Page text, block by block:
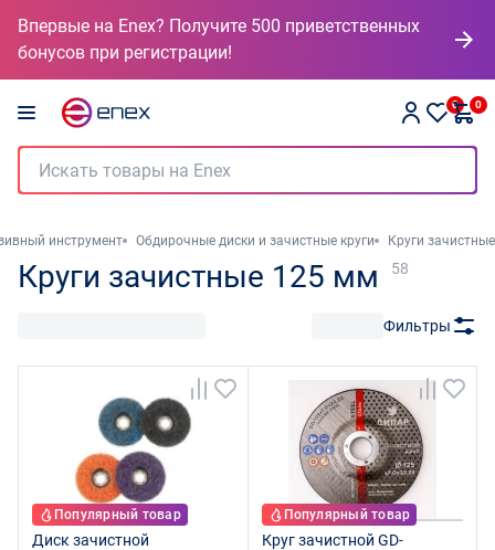
Впервые на Enex? Получите 500 приветственных
бонусов при регистрации!
0 0
инструмент Обдирочные диски и зачистные круги Круги зачистные
Круги зачистные 125 мм 58
Фильтры
Популярный товар
Диск зачистной
Популярный товар
Круг зачистной GD-